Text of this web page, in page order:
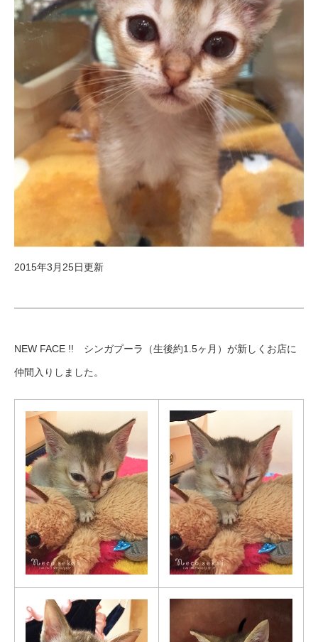
2015年3月25日更新
NEW FACE !! シンガプーラ（生後約1.5ヶ月）が新しくお店に
仲間入りしました。